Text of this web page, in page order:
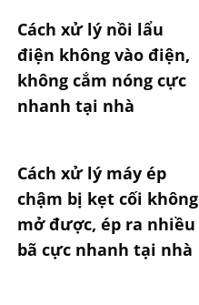
Cách xử lý nồi lẩu
điện không vào điện,
không cắm nóng cực
nhanh tại nhà
Cách xử lý máy ép
chậm bị kẹt cối không
mở được, ép ra nhiều
bã cực nhanh tại nhà